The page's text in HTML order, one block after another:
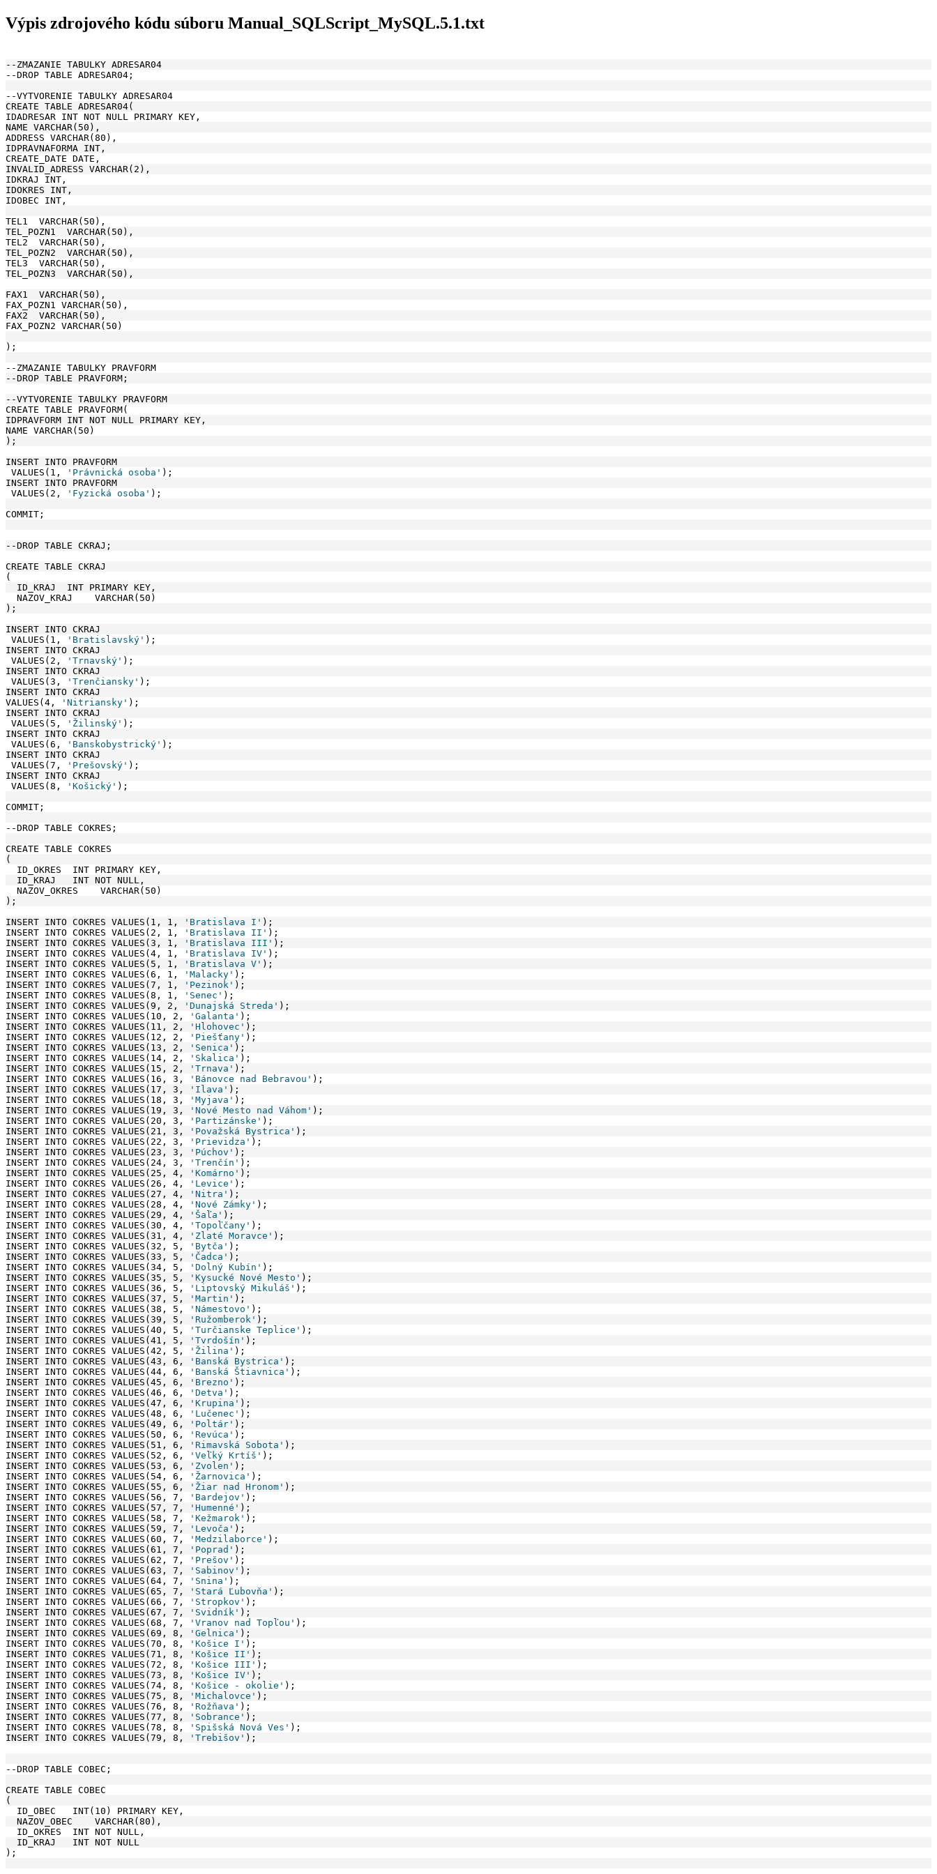
Výpis zdrojového kódu súboru Manual_SQLScript_MySQL.5.1.txt
--ZMAZANIE TABULKY ADRESAR04
--DROP TABLE ADRESAR04;
--VYTVORENIE TABULKY ADRESAR04
CREATE TABLE ADRESAR04(
IDADRESAR INT NOT NULL PRIMARY KEY,
NAME VARCHAR(50),
ADDRESS VARCHAR(80),
IDPRAVNAFORMA INT,
CREATE_DATE DATE,
INVALID_ADRESS VARCHAR(2),
IDKRAJ INT,
IDOKRES INT,
IDOBEC INT,
TEL1  VARCHAR(50),
TEL_POZN1  VARCHAR(50),
TEL2  VARCHAR(50),
TEL_POZN2  VARCHAR(50),
TEL3  VARCHAR(50),
TEL_POZN3  VARCHAR(50),
FAX1  VARCHAR(50),
FAX_POZN1 VARCHAR(50),
FAX2  VARCHAR(50),
FAX_POZN2 VARCHAR(50)
);
--ZMAZANIE TABULKY PRAVFORM
--DROP TABLE PRAVFORM;
--VYTVORENIE TABULKY PRAVFORM
CREATE TABLE PRAVFORM(
IDPRAVFORM INT NOT NULL PRIMARY KEY,
NAME VARCHAR(50)
);
INSERT INTO PRAVFORM
VALUES(1,
'Právnická osoba' );
INSERT INTO PRAVFORM
VALUES(2,
'Fyzická osoba' );
COMMIT;
--DROP TABLE CKRAJ;
CREATE TABLE CKRAJ
(
  ID_KRAJ  INT PRIMARY KEY,
  NAZOV_KRAJ    VARCHAR(50)
);
INSERT INTO CKRAJ
VALUES(1,
'Bratislavský' );
INSERT INTO CKRAJ
VALUES(2,
'Trnavský' );
INSERT INTO CKRAJ
VALUES(3,
'Trenčiansky' );
INSERT INTO CKRAJ
VALUES(4,
'Nitriansky' );
INSERT INTO CKRAJ
VALUES(5,
'Žilinský' );
INSERT INTO CKRAJ
VALUES(6,
'Banskobystrický' );
INSERT INTO CKRAJ
VALUES(7,
'Prešovský' );
INSERT INTO CKRAJ
VALUES(8,
'Košický' );
COMMIT;
--DROP TABLE COKRES;
CREATE TABLE COKRES
(
  ID_OKRES  INT PRIMARY KEY,
  ID_KRAJ   INT NOT NULL,
  NAZOV_OKRES    VARCHAR(50)
);
INSERT INTO COKRES VALUES(1, 1,
'Bratislava I' );
INSERT INTO COKRES VALUES(2, 1,
'Bratislava II' );
INSERT INTO COKRES VALUES(3, 1,
'Bratislava III' );
INSERT INTO COKRES VALUES(4, 1,
'Bratislava IV' );
INSERT INTO COKRES VALUES(5, 1,
'Bratislava V' );
INSERT INTO COKRES VALUES(6, 1,
'Malacky' );
INSERT INTO COKRES VALUES(7, 1,
'Pezinok' );
INSERT INTO COKRES VALUES(8, 1,
'Senec' );
INSERT INTO COKRES VALUES(9, 2,
'Dunajská Streda' );
INSERT INTO COKRES VALUES(10, 2,
'Galanta' );
INSERT INTO COKRES VALUES(11, 2,
'Hlohovec' );
INSERT INTO COKRES VALUES(12, 2,
'Piešťany' );
INSERT INTO COKRES VALUES(13, 2,
'Senica' );
INSERT INTO COKRES VALUES(14, 2,
'Skalica' );
INSERT INTO COKRES VALUES(15, 2,
'Trnava' );
INSERT INTO COKRES VALUES(16, 3,
'Bánovce nad Bebravou' );
INSERT INTO COKRES VALUES(17, 3,
'Ilava' );
INSERT INTO COKRES VALUES(18, 3,
'Myjava' );
INSERT INTO COKRES VALUES(19, 3,
'Nové Mesto nad Váhom' );
INSERT INTO COKRES VALUES(20, 3,
'Partizánske' );
INSERT INTO COKRES VALUES(21, 3,
'Považská Bystrica' );
INSERT INTO COKRES VALUES(22, 3,
'Prievidza' );
INSERT INTO COKRES VALUES(23, 3,
'Púchov' );
INSERT INTO COKRES VALUES(24, 3,
'Trenčín' );
INSERT INTO COKRES VALUES(25, 4,
'Komárno' );
INSERT INTO COKRES VALUES(26, 4,
'Levice' );
INSERT INTO COKRES VALUES(27, 4,
'Nitra' );
INSERT INTO COKRES VALUES(28, 4,
'Nové Zámky' );
INSERT INTO COKRES VALUES(29, 4,
'Šaľa' );
INSERT INTO COKRES VALUES(30, 4,
'Topoľčany' );
INSERT INTO COKRES VALUES(31, 4,
'Zlaté Moravce' );
INSERT INTO COKRES VALUES(32, 5,
'Bytča' );
INSERT INTO COKRES VALUES(33, 5,
'Čadca' );
INSERT INTO COKRES VALUES(34, 5,
'Dolný Kubín' );
INSERT INTO COKRES VALUES(35, 5,
'Kysucké Nové Mesto' );
INSERT INTO COKRES VALUES(36, 5,
'Liptovský Mikuláš' );
INSERT INTO COKRES VALUES(37, 5,
'Martin' );
INSERT INTO COKRES VALUES(38, 5,
'Námestovo' );
INSERT INTO COKRES VALUES(39, 5,
'Ružomberok' );
INSERT INTO COKRES VALUES(40, 5,
'Turčianske Teplice' );
INSERT INTO COKRES VALUES(41, 5,
'Tvrdošín' );
INSERT INTO COKRES VALUES(42, 5,
'Žilina' );
INSERT INTO COKRES VALUES(43, 6,
'Banská Bystrica' );
INSERT INTO COKRES VALUES(44, 6,
'Banská Štiavnica' );
INSERT INTO COKRES VALUES(45, 6,
'Brezno' );
INSERT INTO COKRES VALUES(46, 6,
'Detva' );
INSERT INTO COKRES VALUES(47, 6,
'Krupina' );
INSERT INTO COKRES VALUES(48, 6,
'Lučenec' );
INSERT INTO COKRES VALUES(49, 6,
'Poltár' );
INSERT INTO COKRES VALUES(50, 6,
'Revúca' );
INSERT INTO COKRES VALUES(51, 6,
'Rimavská Sobota' );
INSERT INTO COKRES VALUES(52, 6,
'Veľký Krtíš' );
INSERT INTO COKRES VALUES(53, 6,
'Zvolen' );
INSERT INTO COKRES VALUES(54, 6,
'Žarnovica' );
INSERT INTO COKRES VALUES(55, 6,
'Žiar nad Hronom' );
INSERT INTO COKRES VALUES(56, 7,
'Bardejov' );
INSERT INTO COKRES VALUES(57, 7,
'Humenné' );
INSERT INTO COKRES VALUES(58, 7,
'Kežmarok' );
INSERT INTO COKRES VALUES(59, 7,
'Levoča' );
INSERT INTO COKRES VALUES(60, 7,
'Medzilaborce' );
INSERT INTO COKRES VALUES(61, 7,
'Poprad' );
INSERT INTO COKRES VALUES(62, 7,
'Prešov' );
INSERT INTO COKRES VALUES(63, 7,
'Sabinov' );
INSERT INTO COKRES VALUES(64, 7,
'Snina' );
INSERT INTO COKRES VALUES(65, 7,
'Stará Ľubovňa' );
INSERT INTO COKRES VALUES(66, 7,
'Stropkov' );
INSERT INTO COKRES VALUES(67, 7,
'Svidník' );
INSERT INTO COKRES VALUES(68, 7,
'Vranov nad Topľou' );
INSERT INTO COKRES VALUES(69, 8,
'Gelnica' );
INSERT INTO COKRES VALUES(70, 8,
'Košice I' );
INSERT INTO COKRES VALUES(71, 8,
'Košice II' );
INSERT INTO COKRES VALUES(72, 8,
'Košice III' );
INSERT INTO COKRES VALUES(73, 8,
'Košice IV' );
INSERT INTO COKRES VALUES(74, 8,
'Košice - okolie' );
INSERT INTO COKRES VALUES(75, 8,
'Michalovce' );
INSERT INTO COKRES VALUES(76, 8,
'Rožňava' );
INSERT INTO COKRES VALUES(77, 8,
'Sobrance' );
INSERT INTO COKRES VALUES(78, 8,
'Spišská Nová Ves' );
INSERT INTO COKRES VALUES(79, 8,
'Trebišov' );
--DROP TABLE COBEC;
CREATE TABLE COBEC
(
  ID_OBEC   INT(10) PRIMARY KEY,
  NAZOV_OBEC    VARCHAR(80),
  ID_OKRES  INT NOT NULL,
  ID_KRAJ   INT NOT NULL
);